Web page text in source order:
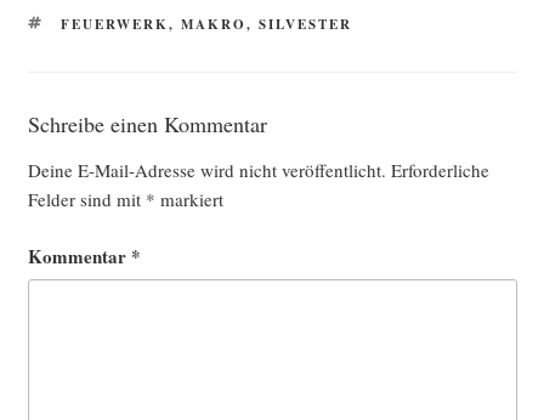
SCHLAGWÖRTER
FEUERWERK, MAKRO, SILVESTER
Schreibe einen Kommentar
Deine E-Mail-Adresse wird nicht veröffentlicht. Erforderliche
Felder sind mit * markiert
Kommentar *